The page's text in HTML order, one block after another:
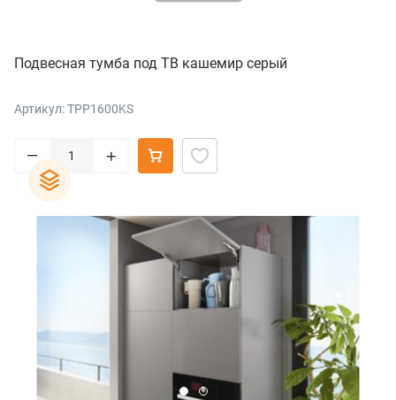
Подвесная тумба под ТВ кашемир серый
Артикул: TPP1600KS
– +